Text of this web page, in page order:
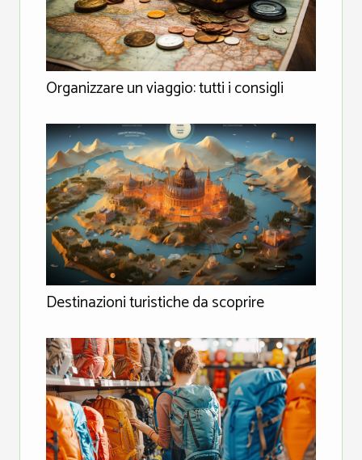
Organizzare un viaggio: tutti i consigli
Destinazioni turistiche da scoprire